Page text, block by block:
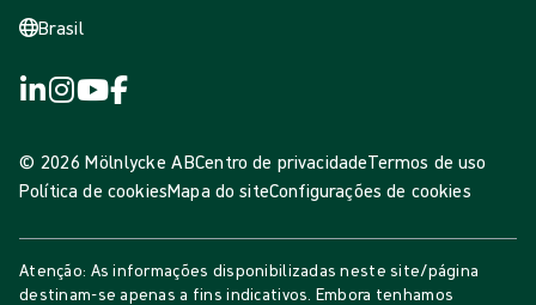
Brasil
© 2026 Mölnlycke ABCentro de privacidadeTermos de uso
Política de cookiesMapa do siteConfigurações de cookies
Atenção: As informações disponibilizadas neste site/página
destinam-se apenas a fins indicativos. Embora tenhamos